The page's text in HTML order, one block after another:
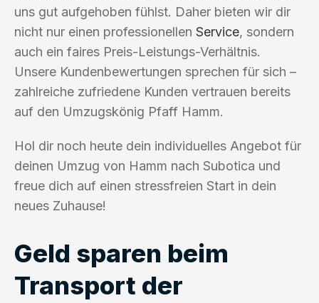
uns gut aufgehoben fühlst. Daher bieten wir dir
nicht nur einen professionellen Service, sondern
auch ein faires Preis-Leistungs-Verhältnis.
Unsere Kundenbewertungen sprechen für sich –
zahlreiche zufriedene Kunden vertrauen bereits
auf den Umzugskönig Pfaff Hamm.
Hol dir noch heute dein individuelles Angebot für
deinen Umzug von Hamm nach Subotica und
freue dich auf einen stressfreien Start in dein
neues Zuhause!
Geld sparen beim
Transport der